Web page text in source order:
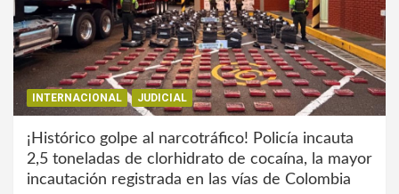
INTERNACIONAL JUDICIAL
¡Histórico golpe al narcotráfico! Policía incauta
2,5 toneladas de clorhidrato de cocaína, la mayor
incautación registrada en las vías de Colombia